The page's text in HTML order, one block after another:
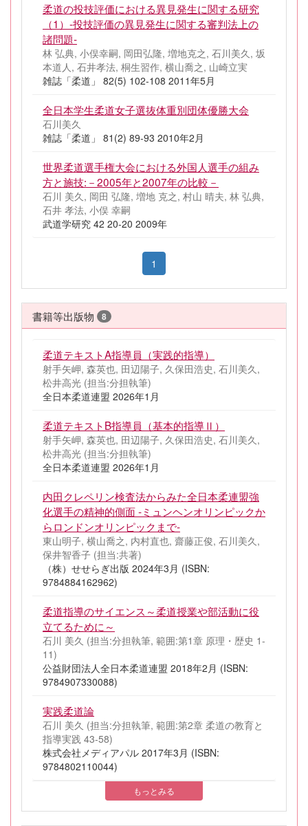
柔道の投技評価における異見発生に関する研究
（1）‐投技評価の異見発生に関する審判法上の
諸問題‐
林 弘典, 小俣幸嗣, 岡田弘隆, 増地克之, 石川美久, 坂
本道人, 石井孝法, 桐生習作, 横山喬之, 山崎立実
雑誌「柔道」 82(5) 102-108 2011年5月
全日本学生柔道女子選抜体重別団体優勝大会
石川美久
雑誌「柔道」 81(2) 89-93 2010年2月
世界柔道選手権大会における外国人選手の組み
方と施技:－2005年と2007年の比較－
石川 美久, 岡田 弘隆, 増地 克之, 村山 晴夫, 林 弘典,
石井 孝法, 小俣 幸嗣
武道学研究 42 20-20 2009年
1
書籍等出版物 8
柔道テキストA指導員（実践的指導）
射手矢岬, 森英也, 田辺陽子, 久保田浩史, 石川美久,
松井高光 (担当:分担執筆)
全日本柔道連盟 2026年1月
柔道テキストB指導員（基本的指導Ⅱ）
射手矢岬, 森英也, 田辺陽子, 久保田浩史, 石川美久,
松井高光 (担当:分担執筆)
全日本柔道連盟 2026年1月
内田クレペリン検査法からみた全日本柔連盟強
化選手の精神的側面 ‐ミュンヘンオリンピックか
らロンドンオリンピックまで‐
東山明子, 横山喬之, 内村直也, 齋藤正俊, 石川美久,
保井智香子 (担当:共著)
（株）せせらぎ出版 2024年3月 (ISBN:
9784884162962)
柔道指導のサイエンス～柔道授業や部活動に役
立てるために～
石川 美久 (担当:分担執筆, 範囲:第1章 原理・歴史 1-
11)
公益財団法人全日本柔道連盟 2018年2月 (ISBN:
9784907330088)
実践柔道論
石川 美久 (担当:分担執筆, 範囲:第2章 柔道の教育と
指導実践 43-58)
株式会社メディアパル 2017年3月 (ISBN:
9784802110044)
もっとみる